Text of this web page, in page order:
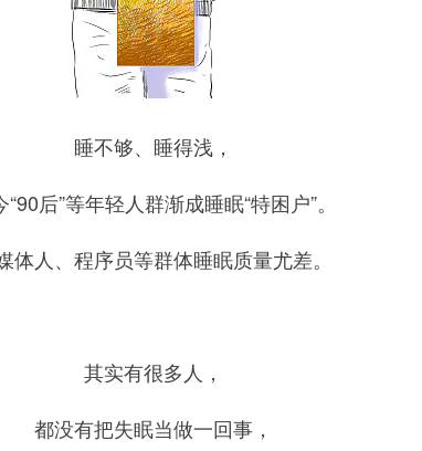
睡不够、睡得浅，
“90后”等年轻人群渐成睡眠“特困户”。
体人、程序员等群体睡眠质量尤差。
其实有很多人，
都没有把失眠当做一回事，